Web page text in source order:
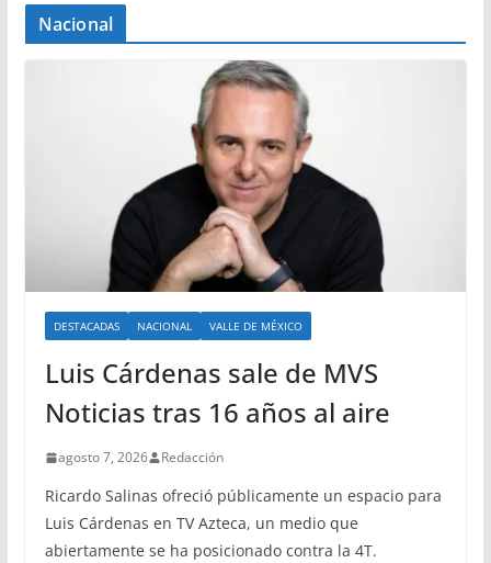
Nacional
DESTACADAS NACIONAL VALLE DE MÉXICO
Luis Cárdenas sale de MVS
Noticias tras 16 años al aire
agosto 7, 2026 Redacción
Ricardo Salinas ofreció públicamente un espacio para
Luis Cárdenas en TV Azteca, un medio que
abiertamente se ha posicionado contra la 4T.